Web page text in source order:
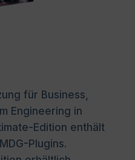
für Business,
Engineering in
Edition enthält
Plugins.